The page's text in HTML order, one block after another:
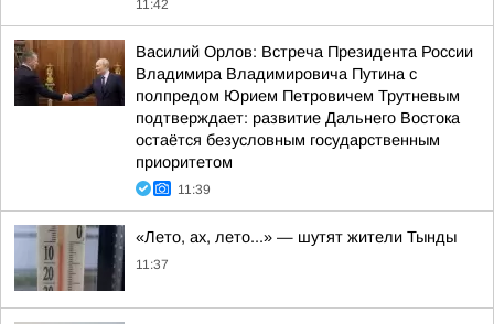
11:42
Василий Орлов: Встреча Президента России
Владимира Владимировича Путина с
полпредом Юрием Петровичем Трутневым
подтверждает: развитие Дальнего Востока
остаётся безусловным государственным
приоритетом
11:39
«Лето, ах, лето...» — шутят жители Тынды
11:37